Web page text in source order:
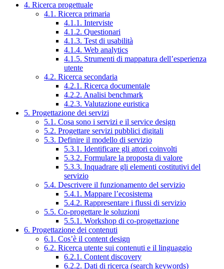
4. Ricerca progettuale
4.1. Ricerca primaria
4.1.1. Interviste
4.1.2. Questionari
4.1.3. Test di usabilità
4.1.4. Web analytics
4.1.5. Strumenti di mappatura dell’esperienza
utente
4.2. Ricerca secondaria
4.2.1. Ricerca documentale
4.2.2. Analisi benchmark
4.2.3. Valutazione euristica
5. Progettazione dei servizi
5.1. Cosa sono i servizi e il service design
5.2. Progettare servizi pubblici digitali
5.3. Definire il modello di servizio
5.3.1. Identificare gli attori coinvolti
5.3.2. Formulare la proposta di valore
5.3.3. Inquadrare gli elementi costitutivi del
servizio
5.4. Descrivere il funzionamento del servizio
5.4.1. Mappare l’ecosistema
5.4.2. Rappresentare i flussi di servizio
5.5. Co-progettare le soluzioni
5.5.1. Workshop di co-progettazione
6. Progettazione dei contenuti
6.1. Cos’è il content design
6.2. Ricerca utente sui contenuti e il linguaggio
6.2.1. Content discovery
6.2.2. Dati di ricerca (search keywords)